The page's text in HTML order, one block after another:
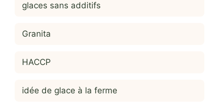
glaces sans additifs
Granita
HACCP
idée de glace à la ferme